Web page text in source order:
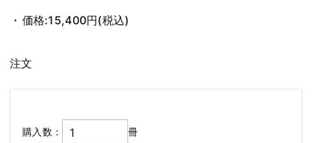
価格:15,400円(税込)
注文
購入数： 冊